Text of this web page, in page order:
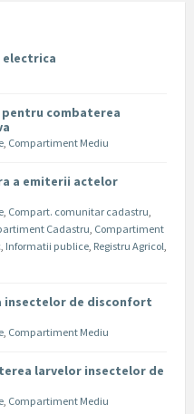
pentru combaterea
, Compartiment Mediu
a emiterii actelor
, Compart. comunitar cadastru,
Cadastru, Compartiment
, Informatii publice, Registru Agricol,
insectelor de disconfort
, Compartiment Mediu
larvelor insectelor de
, Compartiment Mediu